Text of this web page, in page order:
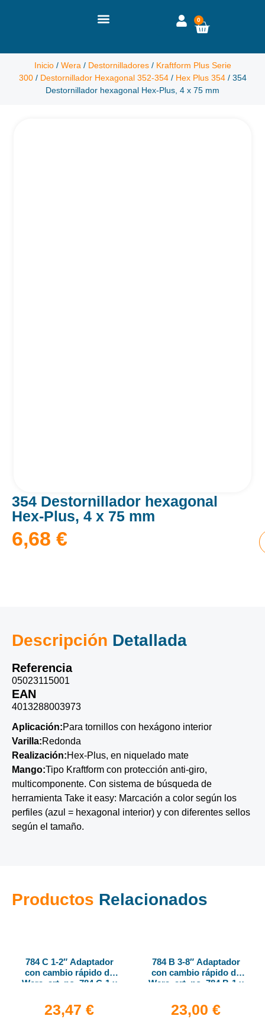
0
Inicio/ Wera / Destornilladores/ Kraftform Plus Serie
300/ Destornillador Hexagonal 352-354/ Hex Plus 354/ 354
Destornillador hexagonal Hex-Plus, 4 x 75 mm
354 Destornillador hexagonal
Hex-Plus, 4 x 75 mm
6,68 €
Descripción Detallada
Referencia
05023115001
EAN
4013288003973
Aplicación:Para tornillos con hexágono interior
Varilla:Redonda
Realización:Hex-Plus, en niquelado mate
Mango:Tipo Kraftform con protección anti-giro,
multicomponente. Con sistema de búsqueda de
herramienta Take it easy: Marcación a color según los
perfiles (azul = hexagonal interior) y con diferentes sellos
según el tamaño.
Productos Relacionados
784 C 1-2″ Adaptador
con cambio rápido de
Wera, art. no. 784 C-1 x
23,47 €
784 B 3-8″ Adaptador
con cambio rápido de
Wera, art. no. 784 B-1 x
23,00 €